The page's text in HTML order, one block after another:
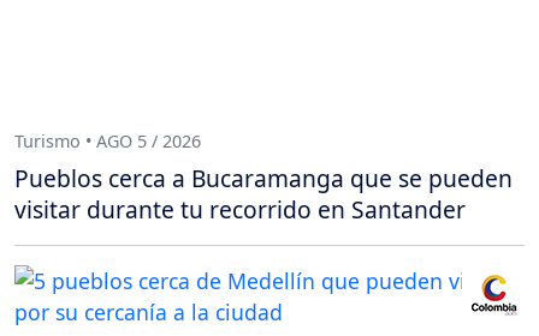
Turismo • AGO 5 / 2026
Pueblos cerca a Bucaramanga que se pueden
visitar durante tu recorrido en Santander